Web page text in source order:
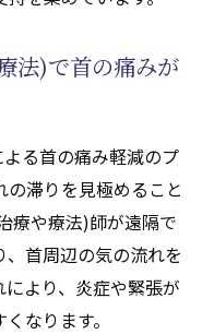
クラを活性化する
)の新たな可能性
天啓気功治療や療
覚醒の意義
性化するチャクラ
る仕組み
法)で首の痛みが
る首の痛み軽減のプ
滞りを見極めること
療や療法)師が遠隔で
首周辺の気の流れを
より、炎症や緊張が
なります。